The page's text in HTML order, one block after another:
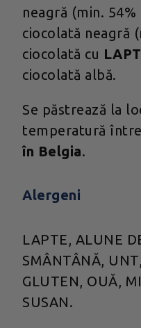
neagră (min. 54%
ciocolată neagră
ciocolată cu
ciocolată albă.
Se păstrează la
temperatură între
în Belgia.
Alergeni
LAPTE, ALUNE
SMÂNTÂNĂ,
GLUTEN, OUĂ,
SUSAN.